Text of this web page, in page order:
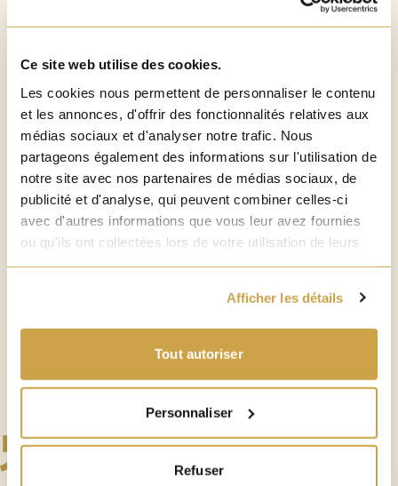
Ce site web utilise des cookies.
Les cookies nous permettent de personnaliser le contenu
et les annonces, d'offrir des fonctionnalités relatives aux
médias sociaux et d'analyser notre trafic. Nous
partageons également des informations sur l'utilisation de
notre site avec nos partenaires de médias sociaux, de
publicité et d'analyse, qui peuvent combiner celles-ci
avec d'autres informations que vous leur avez fournies
ou qu'ils ont collectées lors de votre utilisation de leurs
Afficher les détails
Tout autoriser
Personnaliser
Refuser
6,8%
TEMPÉRATURE DE SERVICE
7°
TYPE
Blonde